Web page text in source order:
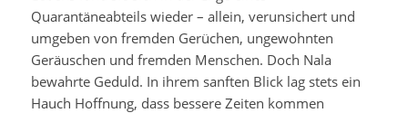
Quarantäneabteils wieder – allein, verunsichert und
umgeben von fremden Gerüchen, ungewohnten
Geräuschen und fremden Menschen. Doch Nala
bewahrte Geduld. In ihrem sanften Blick lag stets ein
Hauch Hoffnung, dass bessere Zeiten kommen